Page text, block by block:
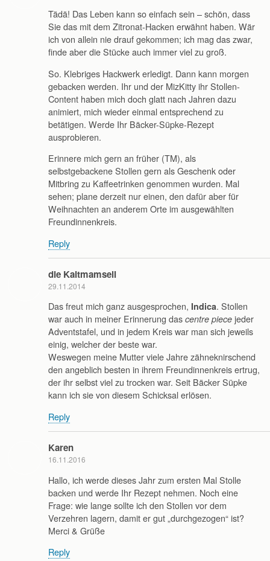
Tädä! Das Leben kann so einfach sein – schön, dass
Sie das mit dem Zitronat-Hacken erwähnt haben. Wär
ich von allein nie drauf gekommen; ich mag das zwar,
finde aber die Stücke auch immer viel zu groß.
So. Klebriges Hackwerk erledigt. Dann kann morgen
gebacken werden. Ihr und der MizKitty ihr Stollen-
Content haben mich doch glatt nach Jahren dazu
animiert, mich wieder einmal entsprechend zu
betätigen. Werde Ihr Bäcker-Süpke-Rezept
ausprobieren.
Erinnere mich gern an früher (TM), als
selbstgebackene Stollen gern als Geschenk oder
Mitbring zu Kaffeetrinken genommen wurden. Mal
sehen; plane derzeit nur einen, den dafür aber für
Weihnachten an anderem Orte im ausgewählten
Freundinnenkreis.
Reply
die Kaltmamsell
29.11.2014
Das freut mich ganz ausgesprochen, Indica. Stollen
war auch in meiner Erinnerung das centre piece jeder
Adventstafel, und in jedem Kreis war man sich jeweils
einig, welcher der beste war.
Weswegen meine Mutter viele Jahre zähneknirschend
den angeblich besten in ihrem Freundinnenkreis ertrug,
der ihr selbst viel zu trocken war. Seit Bäcker Süpke
kann ich sie von diesem Schicksal erlösen.
Reply
Karen
16.11.2016
Hallo, ich werde dieses Jahr zum ersten Mal Stolle
backen und werde Ihr Rezept nehmen. Noch eine
Frage: wie lange sollte ich den Stollen vor dem
Verzehren lagern, damit er gut „durchgezogen“ ist?
Merci & Grüße
Reply